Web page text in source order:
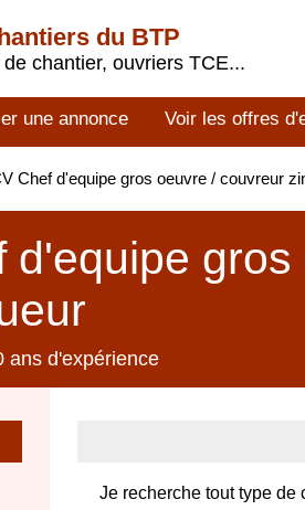
du BTP
chantier, ouvriers TCE...
une annonce Voir les offres
Chef d'equipe gros oeuvre / couvreur
d'equipe
ans d'expérience
Je recherche tout type de